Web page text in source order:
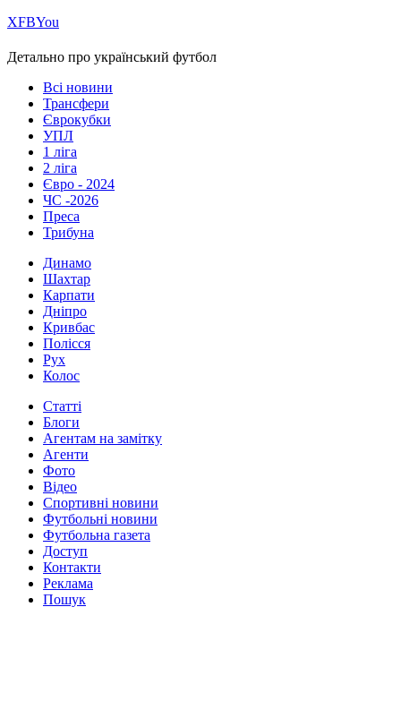
ХFBYou
Детально про український футбол
Всі новини
Трансфери
Єврокубки
УПЛ
1 ліга
2 ліга
Євро - 2024
ЧС -2026
Преса
Трибуна
Динамо
Шахтар
Карпати
Дніпро
Кривбас
Полісся
Рух
Колос
Статті
Блоги
Агентам на замітку
Агенти
Фото
Відео
Спортивні новини
Футбольні новини
Футбольна газета
Доступ
Контакти
Реклама
Пошук